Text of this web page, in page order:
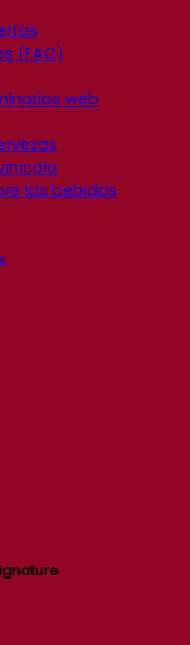
(FAQ)
web
las bebidas